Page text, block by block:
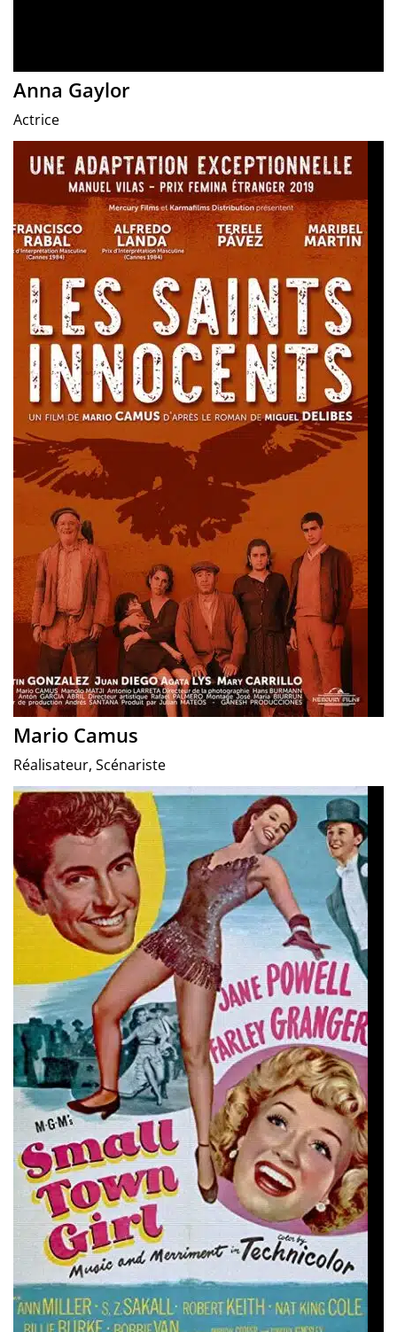
Anna Gaylor
Actrice
Mario Camus
Réalisateur, Scénariste